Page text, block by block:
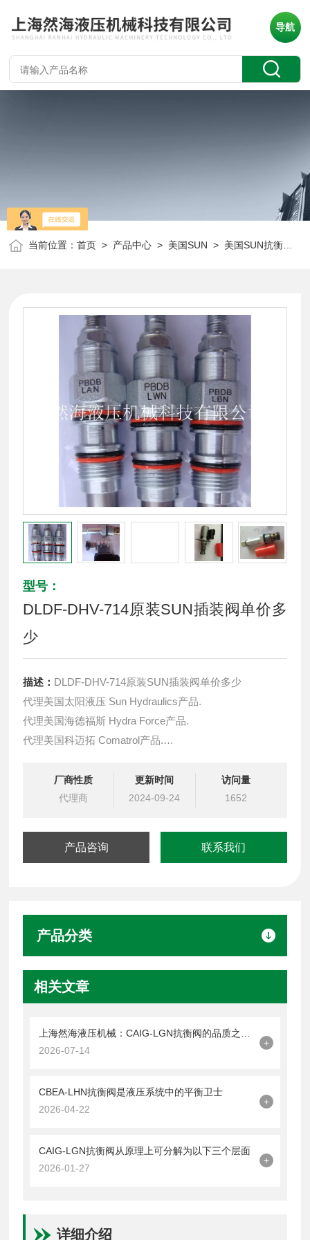
导航
当前位置：首页 > 产品中心 > 美国SUN > 美国SUN抗衡阀
型号：
DLDF-DHV-714原装SUN插装阀单价多
少
描述： DLDF-DHV-714原装SUN插装阀单价多少
代理美国太阳液压 Sun Hydraulics产品.
代理美国海德福斯 Hydra Force产品.
代理美国科迈拓 Comatrol产品.
提供油路系统设计,油路块设计,阀块设计与选型
液压油缸，经销力士乐、派克、中国台湾北部等液压元件
厂商性质
代理商
更新时间
2024-09-24
访问量
1652
产品咨询 联系我们
产品分类
相关文章
2026-07-14
+
CBEA-LHN抗衡阀是液压系统中的平衡卫士
2026-04-22
+
CAIG-LGN抗衡阀从原理上可分解为以下三个层面
2026-01-27
+
详细介绍